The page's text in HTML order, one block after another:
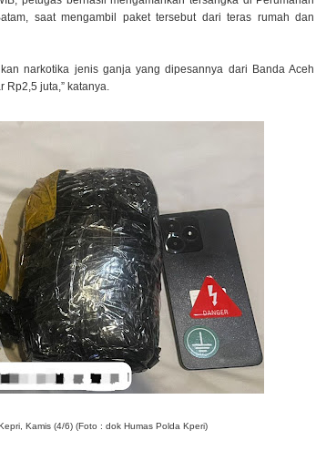
saat mengambil paket tersebut dari teras rumah dan
narkotika jenis ganja yang dipesannya dari Banda Aceh
Rp2,5 juta,” katanya.
Kamis (4/6) (Foto : dok Humas Polda Kperi)